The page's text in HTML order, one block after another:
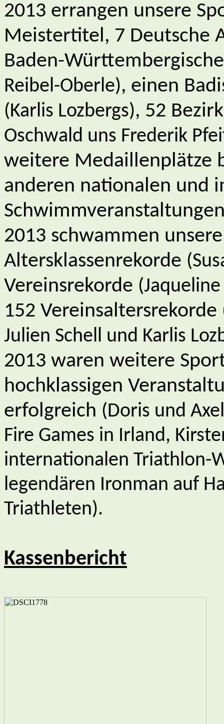
2013 errangen unsere
Meistertitel, 7 Deutsche
Baden-
Reibel-Oberle), einen
(Karlis Lozbergs), 52
Oschwald uns Frederik
weitere Medaillenplätze
anderen nationalen und
2013 schwammen
Altersklassenrekorde
Vereinsrekorde
152 Vereinsaltersrekorde
Julien Schell und Karlis
2013 waren weitere
hochklassigen
erfolgreich (Doris und
Fire Games in Irland,
internationalen Triathlon-
legendären Ironman auf
Triathleten).
Kassenbericht